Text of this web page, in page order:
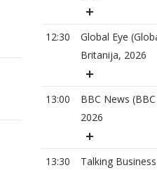
12:30
Global Eye
Britanija, 2026
13:00
BBC News
2026
13:30
Talking